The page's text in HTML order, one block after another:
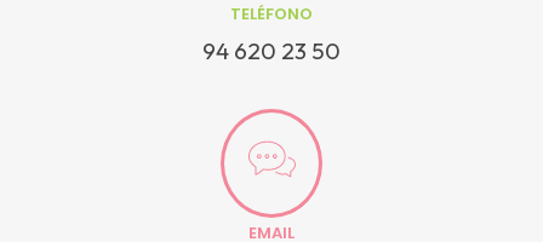
TELÉFONO
94 620 23 50
EMAIL